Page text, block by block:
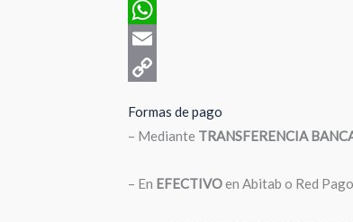
WhatsApp
Email
Formas de pago
– Mediante TRANSFERENCIA
– En EFECTIVOen Abitab o Red